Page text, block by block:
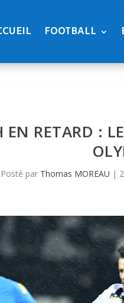
FOOTBALL
EN RETARD :
Posté par Thomas MOREAU |